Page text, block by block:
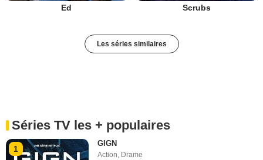
Ed Scrubs
Les séries similaires
Séries TV les + populaires
1
GIGN
Action Drame